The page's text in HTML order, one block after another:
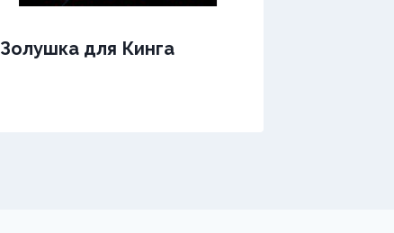
Золушка для Кинга